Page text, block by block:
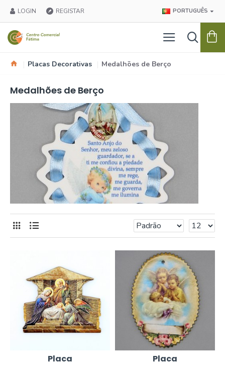
LOGIN REGISTAR PORTUGUÊS
Placas Decorativas Medalhões de Berço
Medalhões de Berço
Placa Placa